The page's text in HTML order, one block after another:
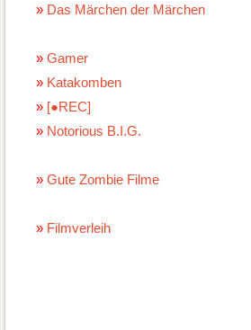
Das Märchen der Märchen
Gamer
Katakomben
[●REC]
Notorious B.I.G.
Gute Zombie Filme
Filmverleih